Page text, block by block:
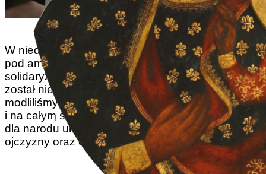
W niedzielę 27.02.2022 modliliśmy się publicznie
pod ambasadą Rosji w Warszawie, aby
solidaryzować się z narodem ukraińskim, który
został niesprawiedliwie zaatakowany. Wspólnie
modliliśmy się za pokój na wschodzie, w Polsce
i na całym świecie. Modliliśmy się o wytrwałość
dla narodu ukraińskiego który dzielnie broni swojej
ojczyzny oraz o nawrócenie Rosji.